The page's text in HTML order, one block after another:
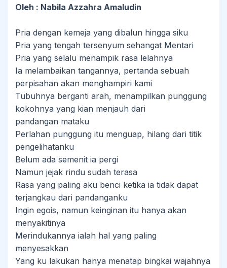
Oleh : Nabila Azzahra Amaludin
Pria dengan kemeja yang dibalun hingga siku
Pria yang tengah tersenyum sehangat Mentari
Pria yang selalu menampik rasa lelahnya
Ia melambaikan tangannya, pertanda sebuah
perpisahan akan menghampiri kami
Tubuhnya berganti arah, menampilkan punggung
kokohnya yang kian menjauh dari
pandangan mataku
Perlahan punggung itu menguap, hilang dari titik
pengelihatanku
Belum ada semenit ia pergi
Namun jejak rindu sudah terasa
Rasa yang paling aku benci ketika ia tidak dapat
terjangkau dari pandanganku
Ingin egois, namun keinginan itu hanya akan
menyakitinya
Merindukannya ialah hal yang paling
menyesakkan
Yang ku lakukan hanya menatap bingkai wajahnya